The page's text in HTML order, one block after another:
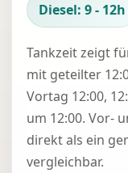
Diesel: 9 - 12h
Tankzeit zeigt
mit geteilter
Vortag 12:00,
um 12:00. Vor-
direkt als ein
vergleichbar.